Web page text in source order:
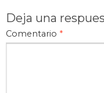
Deja una
Comentario *